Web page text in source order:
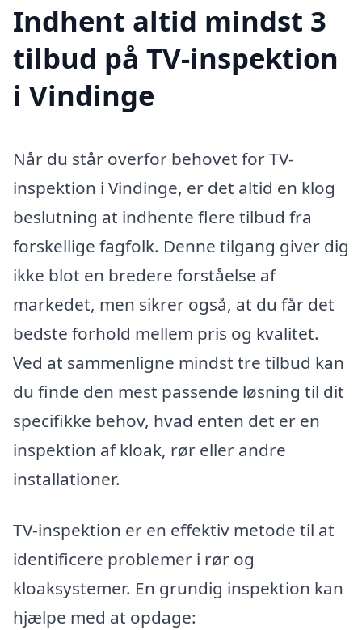
Indhent altid mindst 3
tilbud på TV-inspektion
i Vindinge
Når du står overfor behovet for TV-
inspektion i Vindinge, er det altid en klog
beslutning at indhente flere tilbud fra
forskellige fagfolk. Denne tilgang giver dig
ikke blot en bredere forståelse af
markedet, men sikrer også, at du får det
bedste forhold mellem pris og kvalitet.
Ved at sammenligne mindst tre tilbud kan
du finde den mest passende løsning til dit
specifikke behov, hvad enten det er en
inspektion af kloak, rør eller andre
installationer.
TV-inspektion er en effektiv metode til at
identificere problemer i rør og
kloaksystemer. En grundig inspektion kan
hjælpe med at opdage: